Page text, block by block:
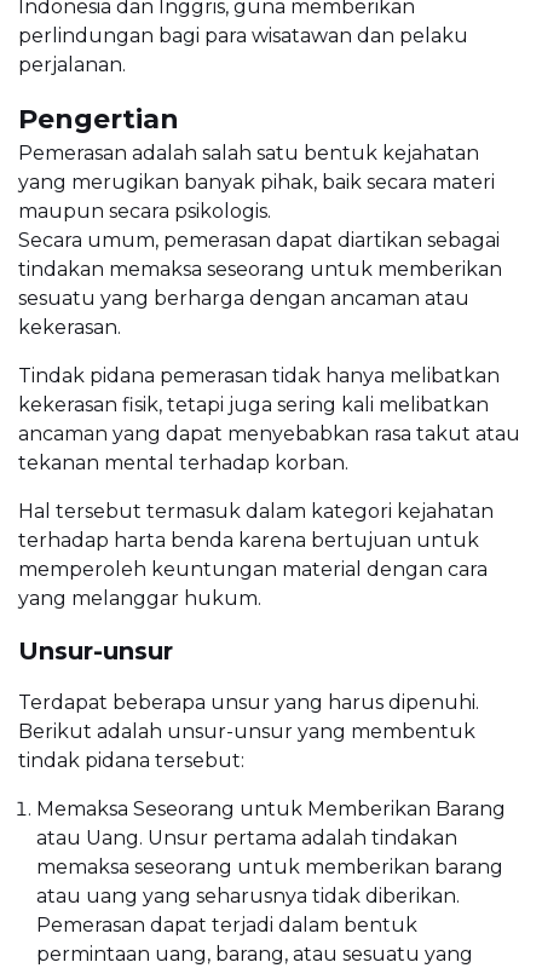
Indonesia dan Inggris, guna memberikan
perlindungan bagi para wisatawan dan pelaku
perjalanan.
Pengertian
Pemerasan adalah salah satu bentuk kejahatan
yang merugikan banyak pihak, baik secara materi
maupun secara psikologis.
Secara umum, pemerasan dapat diartikan sebagai
tindakan memaksa seseorang untuk memberikan
sesuatu yang berharga dengan ancaman atau
kekerasan.
Tindak pidana pemerasan tidak hanya melibatkan
kekerasan fisik, tetapi juga sering kali melibatkan
ancaman yang dapat menyebabkan rasa takut atau
tekanan mental terhadap korban.
Hal tersebut termasuk dalam kategori kejahatan
terhadap harta benda karena bertujuan untuk
memperoleh keuntungan material dengan cara
yang melanggar hukum.
Unsur-unsur
Terdapat beberapa unsur yang harus dipenuhi.
Berikut adalah unsur-unsur yang membentuk
tindak pidana tersebut:
Memaksa Seseorang untuk Memberikan Barang
atau Uang. Unsur pertama adalah tindakan
memaksa seseorang untuk memberikan barang
atau uang yang seharusnya tidak diberikan.
Pemerasan dapat terjadi dalam bentuk
permintaan uang, barang, atau sesuatu yang